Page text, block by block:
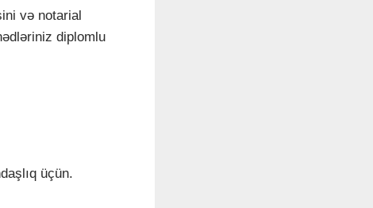
və notarial
diplomlu
üçün.